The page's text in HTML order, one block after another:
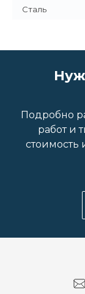
Сталь
Подробно
работ и